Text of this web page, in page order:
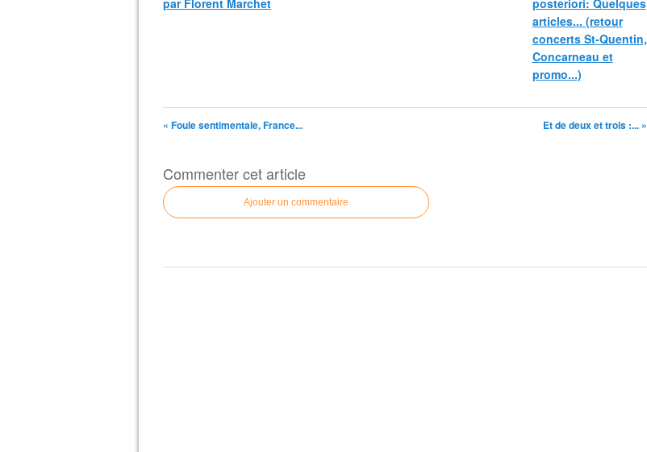
par Florent Marchet
posteriori: Quelques
articles... (retour
concerts St-Quentin,
Concarneau et
promo...)
« Foule sentimentale, France... Et de deux et trois :... »
Commenter cet article
Ajouter un commentaire